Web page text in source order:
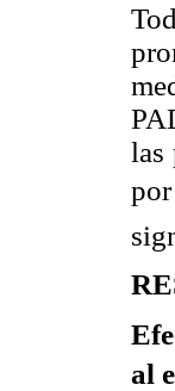
las
al